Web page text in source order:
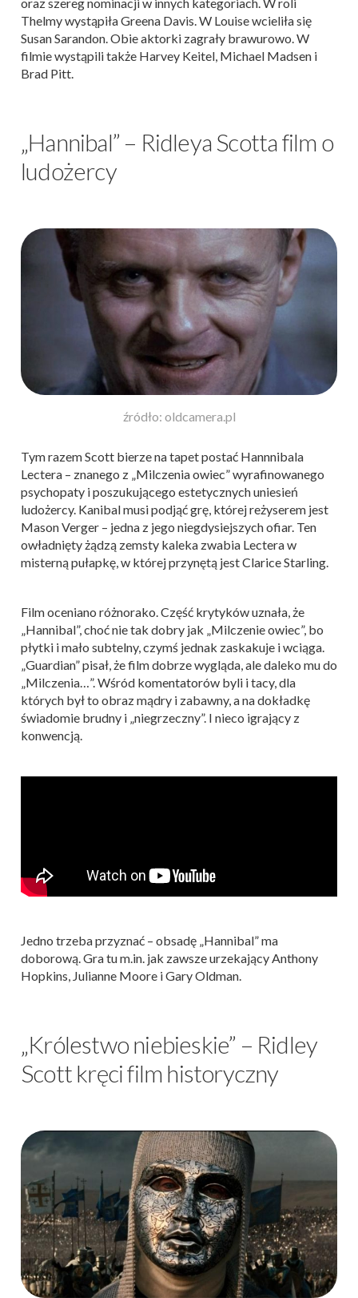
Thelmy wystąpiła Greena Davis. W Louise wcieliła się
Susan Sarandon. Obie aktorki zagrały brawurowo. W
filmie wystąpili także Harvey Keitel, Michael Madsen i
Brad Pitt.
„Hannibal” – Ridleya Scotta film o
ludożercy
źródło: oldcamera.pl
Tym razem Scott bierze na tapet postać Hannnibala
Lectera – znanego z „Milczenia owiec” wyrafinowanego
psychopaty i poszukującego estetycznych uniesień
ludożercy. Kanibal musi podjąć grę, której reżyserem jest
Mason Verger – jedna z jego niegdysiejszych ofiar. Ten
owładnięty żądzą zemsty kaleka zwabia Lectera w
misterną pułapkę, w której przynętą jest Clarice Starling.
Film oceniano różnorako. Część krytyków uznała, że
„Hannibal”, choć nie tak dobry jak „Milczenie owiec”, bo
płytki i mało subtelny, czymś jednak zaskakuje i wciąga.
„Guardian” pisał, że film dobrze wygląda, ale daleko mu do
„Milczenia…”. Wśród komentatorów byli i tacy, dla
których był to obraz mądry i zabawny, a na dokładkę
świadomie brudny i „niegrzeczny”. I nieco igrający z
konwencją.
Jedno trzeba przyznać – obsadę „Hannibal” ma
doborową. Gra tu m.in. jak zawsze urzekający Anthony
Hopkins, Julianne Moore i Gary Oldman.
„Królestwo niebieskie” – Ridley
Scott kręci film historyczny